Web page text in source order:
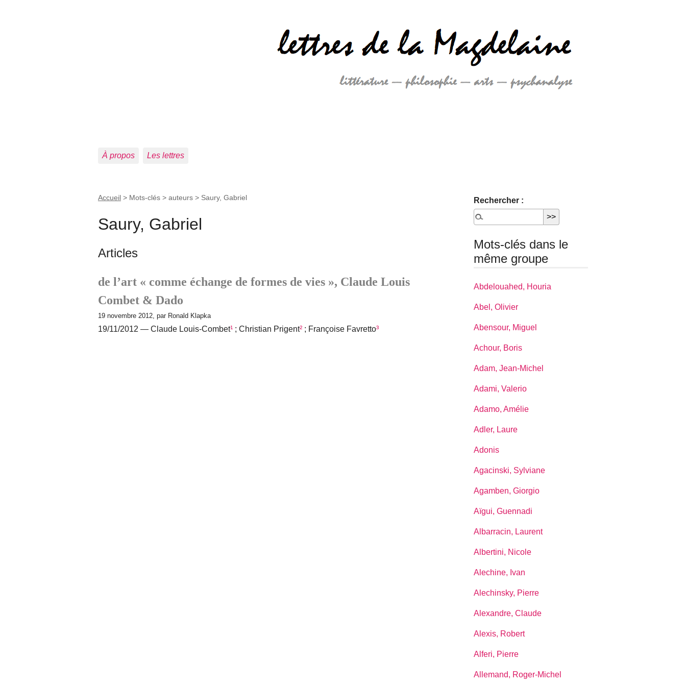
À propos Les lettres
Accueil > Mots-clés > auteurs > Saury, Gabriel
Saury, Gabriel
Articles
de l’art « comme échange de formes de vies », Claude Louis
Combet & Dado
19 novembre 2012, par Ronald Klapka
19/11/2012 — Claude Louis-Combet¹ ; Christian Prigent² ; Françoise Favretto³
Rechercher :
Mots-clés dans le
même groupe
Abdelouahed, Houria
Abel, Olivier
Abensour, Miguel
Achour, Boris
Adam, Jean-Michel
Adami, Valerio
Adamo, Amélie
Adler, Laure
Adonis
Agacinski, Sylviane
Agamben, Giorgio
Aïgui, Guennadi
Albarracin, Laurent
Albertini, Nicole
Alechine, Ivan
Alechinsky, Pierre
Alexandre, Claude
Alexis, Robert
Alferi, Pierre
Allemand, Roger-Michel